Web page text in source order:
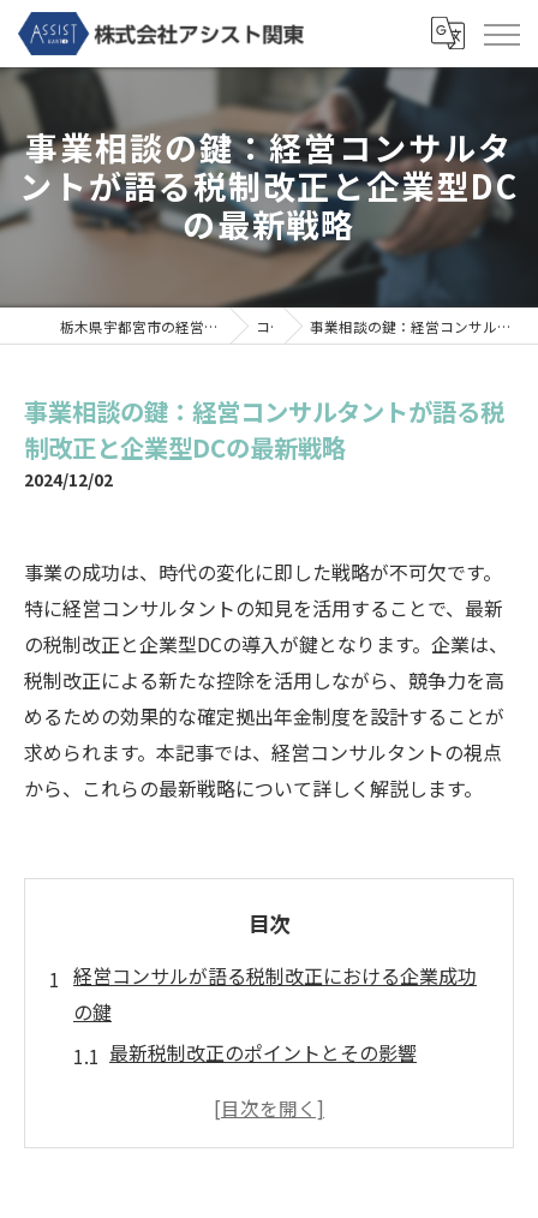
事業相談の鍵：経営コンサルタ
ントが語る税制改正と企業型DC
の最新戦略
栃木県宇都宮市の経営コンサルなら株式会社アシスト関東 コラム 事業相談の鍵：経営コンサルタントが語る税制改正と企業型DCの最新戦略
事業相談の鍵：経営コンサルタントが語る税
制改正と企業型DCの最新戦略
2024/12/02
事業の成功は、時代の変化に即した戦略が不可欠です。
特に経営コンサルタントの知見を活用することで、最新
の税制改正と企業型DCの導入が鍵となります。企業は、
税制改正による新たな控除を活用しながら、競争力を高
めるための効果的な確定拠出年金制度を設計することが
求められます。本記事では、経営コンサルタントの視点
から、これらの最新戦略について詳しく解説します。
目次
経営コンサルが語る税制改正における企業成功
の鍵
最新税制改正のポイントとその影響
経営コンサルが提案する税制戦略